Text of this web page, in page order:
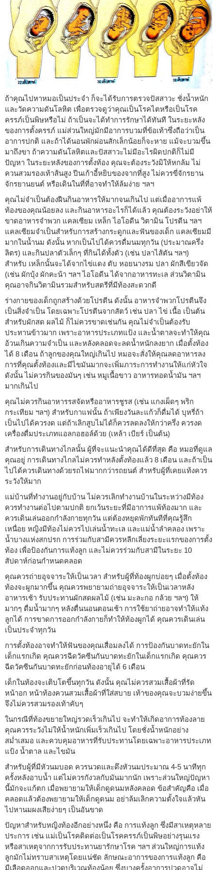
ถ้าคุณไปหาหมอเป็นประจำ ก็จะได้รับการตรวจปัสสาวะ ชั่งน้ำหนัก
และวัดความดันโลหิต เพื่อตรวจดูว่าคุณเป็นโรคไตหรือเป็นโรค
ครรภ์เป็นพิษหรือไม่ ถ้าเป็นจะได้ทำการรักษาได้ทันที ในระยะหลัง
ของการตั้งครรภ์ แม่ส่วนใหญ่มักมีอาการบวมที่ข้อเท้าซึ่งถือว่าเป็น
อาการปกติ และถ้าได้นอนพักผ่อนสักเล็กน้อยก็จะหาย แม้จะบวมขึ้น
มาถึงขา ถ้าความดันโลหิตและปัสสาวะไม่มีอะไรผิดปกติก็ไม่มี
ปัญหา ในระยะหลังของการตั้งท้อง คุณจะต้องระวังมิให้หกล้ม ไม่
ควนสวมรองเท้าส้นสูง ปีนเก้าอี้หยิบของจากที่สูง ไม่ควรขี่จักรยาน
จักรยานยนต์ หรือเดินในที่ที่อาจทำให้ล้มง่าย ฯลฯ
คุณไม่จำเป็นต้องฝืนกินอาหารให้มากจนเกินไป แต่เมื่ออาการแพ้
ท้องของคุณน้อยลง และกินอาหารอะไรก็ได้แล้ว คุณต้องระวังอย่าให้
ขาดอาหารจำพวก แคลเซียม เหล็ก ไอโอดีน วิตามิน โปรตีน ฯลฯ
แคลเซียมจำเป็นสำหรับการสร้างกระดูกและฟันของเด็ก แคลเซียมมี
มากในน้ำนม ดังนั้น หากเป็นไปได้ควรดื่มนมทุกวัน (ประมาณครึ่ง
ลิตร) และกินปลาตัวเล็กๆ ที่กินได้ทั้งตัว (เช่น ปลาไส้ตัน ฯลฯ)
สำหรับ เหล็กนั้นจะได้จากไข่แดง ตับ หอยนางรม ปลา ผักสีเขียวจัด
(เช่น ผักบุ้ง ผักคะน้า ฯลฯ ไอโอดีน ได้จากอาหารทะเล ส่วนวิตามิน
คุณอาจกินวิตามินรวมสำหรับสตรีที่มีท้องสะดวกดี
ร่างกายของเด็กถูกสร้างด้วยโปรตีน ดังนั้น อาหารจำพวกโปรตีนจึง
เป็นสิ่งจำเป็น โดยเฉพาะโปรตีนจากสัตว์ เช่น ปลา ไข่ เนื้อ เป็นต้น
สำหรับผักสด ผลไม้ ก็ไม่ควรขาดเช่นกัน คุณไม่จำเป็นต้องรับ
ประทานข้าวมาก เพราะอาหารประเภทแป้ง และน้ำตาลจะทำให้คุณ
อ้วนเกินความจำเป็น และหลังคลอดจะลดน้ำหนักลงยาก เมื่อตั้งท้อง
ได้ 8 เดือน ถ้าลูกของคุณใหญ่เกินไป หมอจะสั่งให้คุณลดอาหารลง
การที่คุณตั้งท้องและมีไขมันมากจะเพิ่มภาระการทำงานให้แก่หัวใจ
ดังนั้น ไม่ควรกินของมันๆ เช่น หมูเนื้อขาว อาหารทอดน้ำมัน ฯลฯ
มากเกินไป
คุณไม่ควรกินอาหารรสจัดหรืออาหารชูรส (เช่น แกงเผ็ดๆ พริก
กระเทียม ฯลฯ) สำหรับกาแฟนั้น ถ้าเพียงวันละแก้วก็ดื่มได้ บุหรี่ถ้า
เป็นไปได้ควรงด แต่ถ้าเลิกสูบไม่ได้ก็ควรลดลงให้กว่าครึ่ง ควรงด
เครื่องดื่มประเภทแอลกอฮอล์ด้วย (เหล้า เบียร์ เป็นต้น)
สำหรับการเดินทางไกลนั้น ผู้ที่จะแนะนำคุณได้ดีที่สุด คือ หมอที่ดูแล
คุณอยู่ การเดินทางไกลไม่ควรทำหลังตั้งท้องแล้ว 8 เดือน และถ้าเป็น
ไปได้ควรเดินทางด้วยรถไฟมากกว่ารถยนต์ สำหรับผู้ที่เคยแท้งควร
ระวังให้มาก
แม่บ้านที่ทำงานอยู่กับบ้าน ไม่ควรเลิกทำงานบ้านในระหว่างมีท้อง
ควรทำงานต่อไปตามปกติ ยกเว้นระยะที่มีอาการแพ้ท้องมาก และ
ควรเดินเล่นออกกำลังกายทุกวัน แต่ต้องหยุดพักทันทีที่คุณรู้สึก
เหนื่อย หญิงมีท้องไม่ควรไปเล่นน้ำทะเล และแม่น้ำลำคลอง เพราะ
น้ำบางแห่งสกปรก การร่วมกับสามีควรหลีกเลี่ยงระยะแรกของการตั้ง
ท้อง เพื่อป้องกันการแท้งลูก และไม่ควรร่วมกับสามีในระยะ 10
สัปดาห์ก่อนกำหนดคลอด
คุณควรถ่ายอุจจาระให้เป็นเวลา สำหรับผู้ที่ท้องผูกบ่อยๆ เมื่อตั้งท้อง
ท้องจะผูกมากขึ้น คุณควรพยายามถ่ายอุจจาระให้เป็นเวลาหลัง
อาหารเช้า รับประทานผักสดผลไม้ (เช่น มะละกอ กล้วย ฯลฯ) ให้
มากๆ ดื่มน้ำมากๆ หลังตื่นนอนตอนเช้า การใช้ยาถ่ายอาจทำให้แท้ง
ลูกได้ การขาดการออกกำลังกายก็ทำให้ท้องผูกได้ คุณควรเดินเล่น
เป็นประจำทุกวัน
การตั้งท้องอาจทำให้ฟันของคุณเสื่อมลงได้ การป้องกันบาดทะยักใน
เด็กแรกเกิด คุณควรฉีดวัคซีนกันบาดทะยักในเด็กแรกเกิด คุณควร
ฉีดวัคซีนกันบาดทะยักก่อนท้องอายุได้ 6 เดือน
เด็กในท้องจะเติบโตขึ้นทุกวัน ดังนั้น คุณไม่ควรสวมเสื้อผ้าที่รัด
หน้าอก หน้าท้องควนสวมเสื้อผ้าที่ใส่สบาย เท้าของคุณจะบวมง่ายขึ้น
จึงไม่ควรสวมรองเท้าคับๆ
ในกรณีที่ท้องขยายใหญ่รวดเร็วเกินไป จะทำให้เกิดอาการท้องลาย
คุณควรระวังไม่ให้น้ำหนักเพิ่มเร็วเกินไป โดยชั่งน้ำหนักอย่าง
สม่ำเสมอ และควบคุมอาหารที่รับประทานโดยเฉพาะอาหารประเภท
แป้ง น้ำตาล และไขมัน
สำหรับผู้ที่มีหัวนมบอด ควรนวดและดึงหัวนมประมาณ 4-5 นาทีทุก
ครั้งหลังอาบน้ำ แต่ไม่ควรกังวลกับมันมากนัก เพราะส่วนใหญ่ปัญหา
นี้มักจะแก้ตก เมื่อพยายามให้เด็กดูดนมหลังคลอด ข้อสำคัญคือ เมื่อ
คลอดแล้วต้องพยายามให้เด็กดูดนม อย่าล้มเลิกความตั้งใจแล้วหัน
ไปหานมผงเสียง่ายๆ เป็นอันขาด
ปัญหาสำหรับหญิงท้องอีกอย่างหนึ่ง คือ การแท้งลูก ซึ่งมีสาเหตุหลาย
ประการ เช่น แม่เป็นโรคติดต่อเป็นโรคครรภ์เป็นพิษอย่างรุนแรง
หรือสาเหตุจากการรับประทานยารักษาโรค ฯลฯ ส่วนใหญ่การแท้ง
ลูกมักไม่ทราบสาเหตุโดยแน่ชัด ลักษณะอาการของการแท้งลูก คือ
มีเลือดออกและปวดบริเวณท้องน้อย ซึ่งบางครั้งอาการปวดอาจไม่